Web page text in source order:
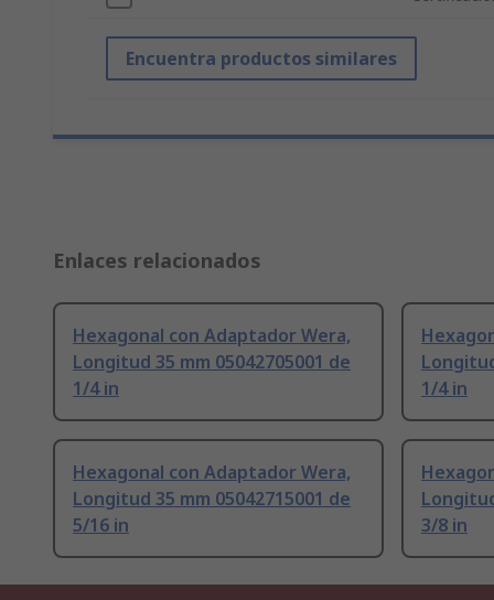
Encuentra productos similares
Enlaces relacionados
Hexagonal con Adaptador Wera,
Longitud 35 mm 05042705001 de
1/4 in
1/4 in
Hexagonal con Adaptador Wera,
Longitud 35 mm 05042715001 de
5/16 in
3/8 in